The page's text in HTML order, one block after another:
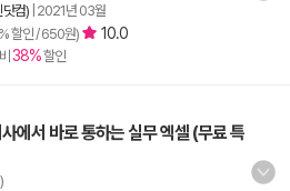
컴) 2021년 03월
할인 / 650원) 10.0
38%할인
에서 바로 통하는 실무 엑셀 (무료 특